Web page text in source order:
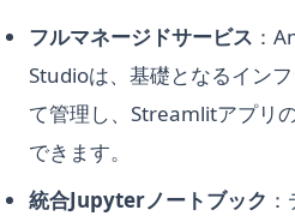
フルマネージドサービス ：
Studioは、基礎となるイン
て管理し、Streamlitアプリ
できます。
統合Jupyterノートブック